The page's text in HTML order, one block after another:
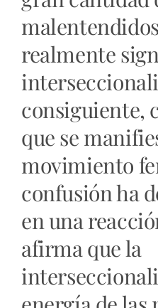
realmente
consiguiente,
que se
movimiento
confusión ha
en una
afirma que la